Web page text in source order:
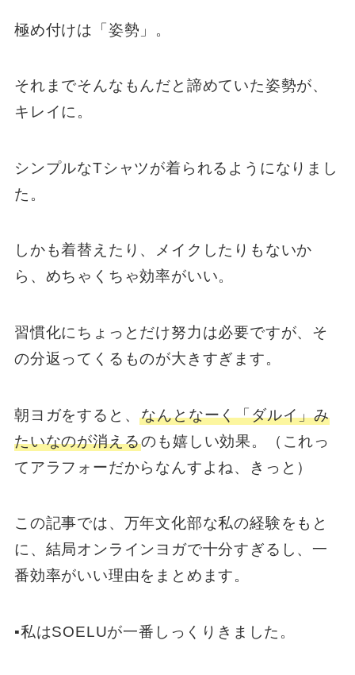
極め付けは「姿勢」。
それまでそんなもんだと諦めていた姿勢が、
キレイに。
シンプルなTシャツが着られるようになりまし
た。
しかも着替えたり、メイクしたりもないか
ら、めちゃくちゃ効率がいい。
習慣化にちょっとだけ努力は必要ですが、そ
の分返ってくるものが大きすぎます。
朝ヨガをすると、なんとなーく「ダルイ」み
たいなのが消えるのも嬉しい効果。（これっ
てアラフォーだからなんすよね、きっと）
この記事では、万年文化部な私の経験をもと
に、結局オンラインヨガで十分すぎるし、一
番効率がいい理由をまとめます。
▪️私はSOELUが一番しっくりきました。